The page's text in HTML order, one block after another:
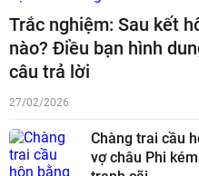
Trắc nghiệm: Sau kết
nào? Điều bạn hình
câu trả lời
27/02/2026
Chàng trai cầu
vợ châu Phi